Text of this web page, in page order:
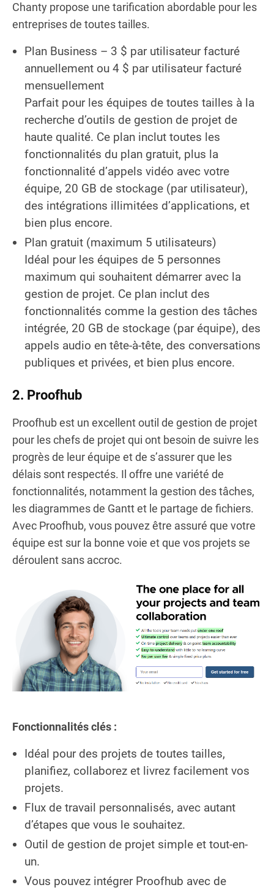
Chanty propose une tarification abordable pour les
entreprises de toutes tailles.
Plan Business – 3 $ par utilisateur facturé
annuellement ou 4 $ par utilisateur facturé
mensuellement
Parfait pour les équipes de toutes tailles à la
recherche d’outils de gestion de projet de
haute qualité. Ce plan inclut toutes les
fonctionnalités du plan gratuit, plus la
fonctionnalité d’appels vidéo avec votre
équipe, 20 GB de stockage (par utilisateur),
des intégrations illimitées d’applications, et
bien plus encore.
Plan gratuit (maximum 5 utilisateurs)
Idéal pour les équipes de 5 personnes
maximum qui souhaitent démarrer avec la
gestion de projet. Ce plan inclut des
fonctionnalités comme la gestion des tâches
intégrée, 20 GB de stockage (par équipe), des
appels audio en tête-à-tête, des conversations
publiques et privées, et bien plus encore.
2. Proofhub
Proofhub est un excellent outil de gestion de projet
pour les chefs de projet qui ont besoin de suivre les
progrès de leur équipe et de s’assurer que les
délais sont respectés. Il offre une variété de
fonctionnalités, notamment la gestion des tâches,
les diagrammes de Gantt et le partage de fichiers.
Avec Proofhub, vous pouvez être assuré que votre
équipe est sur la bonne voie et que vos projets se
déroulent sans accroc.
Fonctionnalités clés :
Idéal pour des projets de toutes tailles,
planifiez, collaborez et livrez facilement vos
projets.
Flux de travail personnalisés, avec autant
d’étapes que vous le souhaitez.
Outil de gestion de projet simple et tout-en-
un.
Vous pouvez intégrer Proofhub avec de